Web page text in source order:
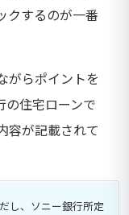
クするのが一番
がらポイントを
の住宅ローンで
容が記載されて
し、ソニー銀行所定